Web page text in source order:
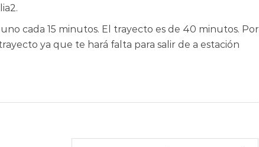
cada 15 minutos. El trayecto es de 40 minutos. Por
ya que te hará falta para salir de a estación